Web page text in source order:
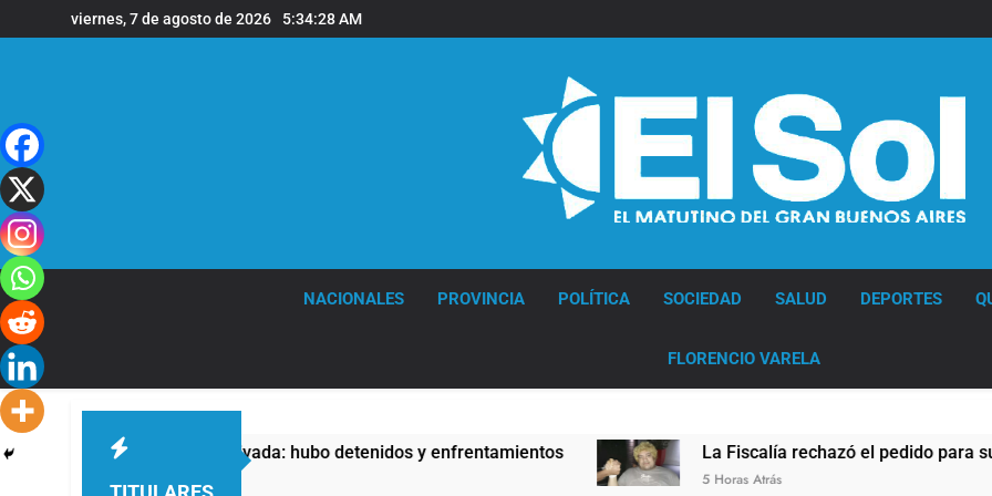
al
viernes, 7 de agosto de 2026 5:34:29 AM
NACIONALES PROVINCIA POLÍTICA SOCIEDAD SALUD DEPORTES
FLORENCIO VARELA
Privada: hubo detenidos y enfrentamientos La Fiscalía rechazó el pedido para suspender el juicio
5 Horas Atrás